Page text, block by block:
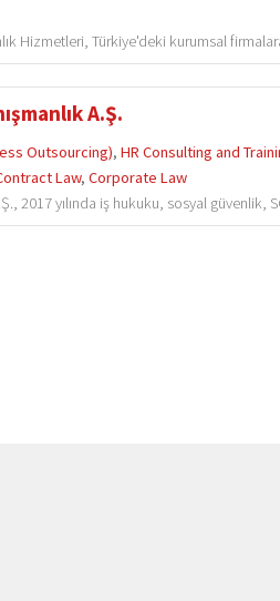
Hizmetleri, Türkiye'deki kurumsal
A.Ş.
Outsourcing),HR Consulting and
Law,Corporate Law
2017 yılında iş hukuku, sosyal güvenlik,